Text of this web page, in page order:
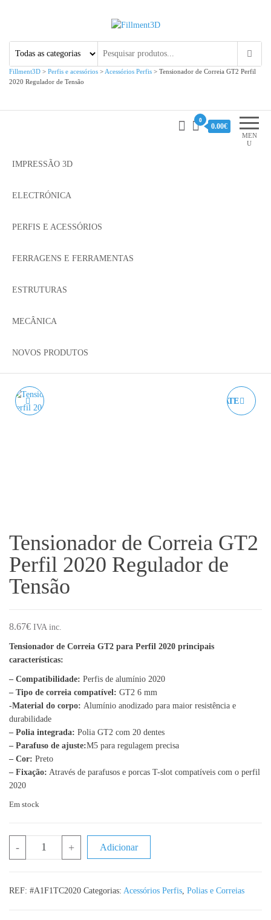
Fillment3D
Fillment3D > Perfis e acessórios > Acessórios Perfis > Tensionador de Correia GT2 Perfil
2020 Regulador de Tensão
MEN
U
0
0.00€
IMPRESSÃO 3D
ELECTRÓNICA
PERFIS E ACESSÓRIOS
FERRAGENS E FERRAMENTAS
ESTRUTURAS
MECÂNICA
NOVOS PRODUTOS
V-SLOT GANTRY PLATE
Tensionador de Correia GT2
Perfil 2020 Regulador de
Tensão
8.67€ IVA inc.
Tensionador de Correia GT2 para Perfil 2020 principais
características:
– Compatibilidade: Perfis de alumínio 2020
– Tipo de correia compatível: GT2 6 mm
-Material do corpo: Alumínio anodizado para maior resistência e
durabilidade
– Polia integrada: Polia GT2 com 20 dentes
– Parafuso de ajuste:M5 para regulagem precisa
– Cor: Preto
– Fixação: Através de parafusos e porcas T-slot compatíveis com o perfil
2020
Em stock
- + Adicionar
REF: #A1F1TC2020 Categorias: Acessórios Perfis Polias e Correias